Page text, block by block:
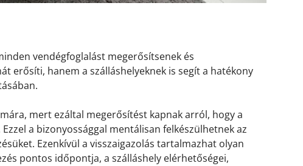
vendégfoglalást megerősítsenek és
erősíti, hanem a szálláshelyeknek is segít a hatékony
mert ezáltal megerősítést kapnak arról, hogy a
a bizonyossággal mentálisan felkészülhetnek az
Ezenkívül a visszaigazolás tartalmazhat olyan
pontos időpontja, a szálláshely elérhetőségei,